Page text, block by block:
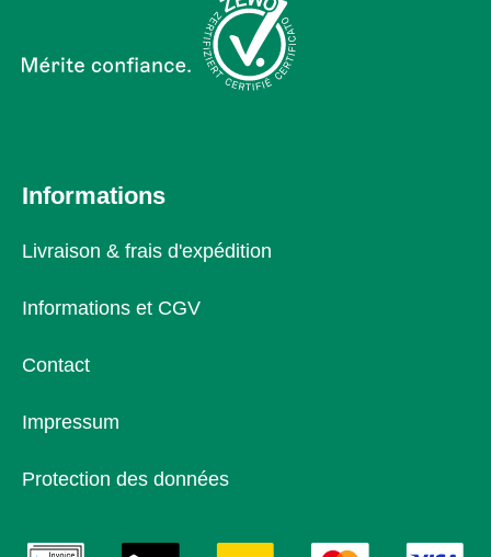
Informations
Livraison & frais d'expédition
Informations et CGV
Contact
Impressum
Protection des données